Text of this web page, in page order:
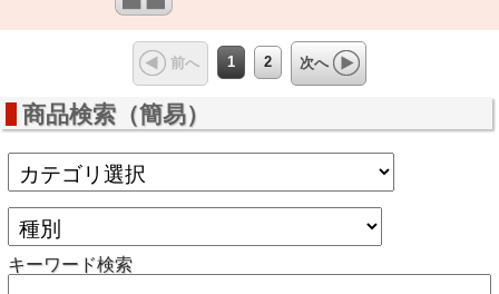
前へ 1 2 次へ
商品検索（簡易）
キーワード検索